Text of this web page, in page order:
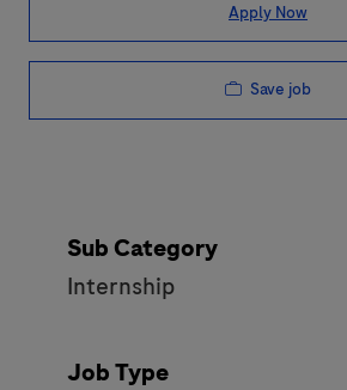
Apply Now
Save job
Sub Category
Internship
Job Type